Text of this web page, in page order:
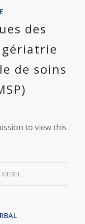
des
de soins
to view this
GEBEL